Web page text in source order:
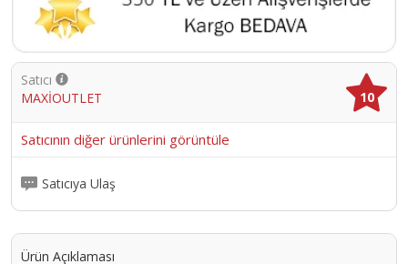
Satıcı
MAXİOUTLET
10
Satıcının diğer ürünlerini görüntüle
Satıcıya Ulaş
Ürün Açıklaması